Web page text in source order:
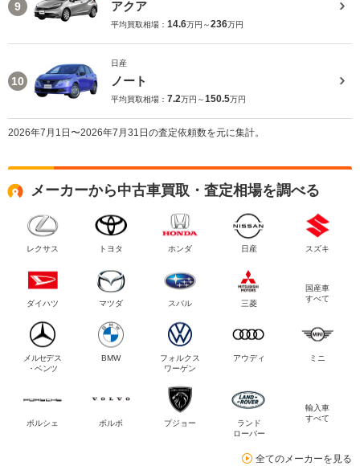
9 アクア
平均買取相場： 14.6万円～236万円
10
日産
ノート
平均買取相場： 7.2万円～150.5万円
2026年7月1日〜2026年7月31日の査定依頼数を元に集計。
メーカーから中古車買取・査定相場を調べる
レクサス トヨタ ホンダ 日産 スズキ
ダイハツ マツダ スバル 三菱
国産車
すべて
メルセデス
・ベンツ
BMW
フォルクス
ワーゲン
アウディ ミニ
ポルシェ ボルボ プジョー
ランド
ローバー
輸入車
すべて
全てのメーカーを見る